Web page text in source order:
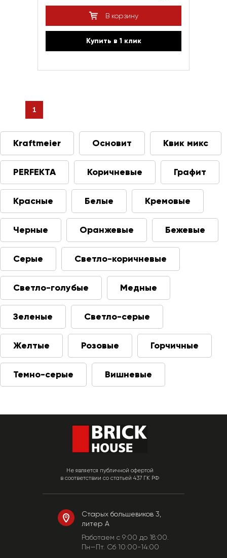
В корзину
Купить в 1 клик
1
Kraftmeier Основит Квик микс
PERFEKTA Коричневые Графит
Красные Белые Кремовые
Черные Оранжевые Бежевые
Серые Светло-коричневые
Светло-голубые Медные
Зеленые Светло-серые
Желтые Розовые Горчичные
Темно-серые Вишневые
Не является публичной офертой
в соответствии со статьей 437 ГК РФ
Старых большевиков 3,
литер А
Работаем c 9:00 до 18:00.
Пн—Пт. Сб 10:00-14:00